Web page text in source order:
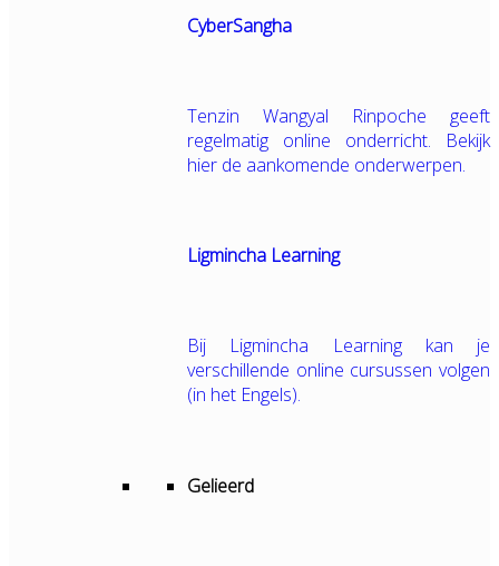
CyberSangha
Tenzin Wangyal Rinpoche geeft
regelmatig online onderricht. Bekijk
hier de aankomende onderwerpen.
Ligmincha Learning
Bij Ligmincha Learning kan je
verschillende online cursussen volgen
(in het Engels).
Gelieerd